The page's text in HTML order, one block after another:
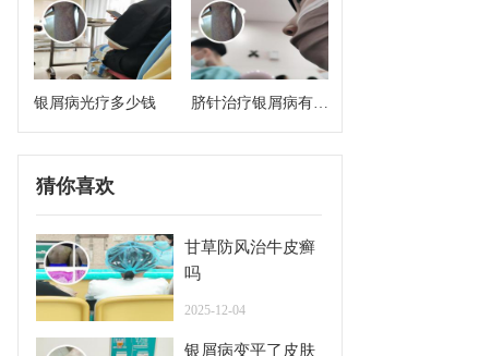
银屑病光疗多少钱
脐针治疗银屑病有用
吗
猜你喜欢
甘草防风治牛皮癣
吗
2025-12-04
银屑病变平了皮肤